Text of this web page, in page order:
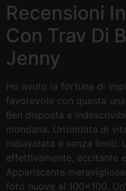
Recensioni
Con Trav Di
Jenny
Ho avuto la fortuna di
favorevole con questa
Ben disposta e
mondana. Un’ondata di
indiavolata e senza limiti.
effettivamente, eccitante
Appariscente
foto nuove al 100×100.